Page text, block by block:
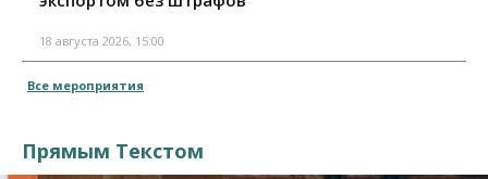
18 августа 2026, 15:00
Все мероприятия
Прямым Текстом